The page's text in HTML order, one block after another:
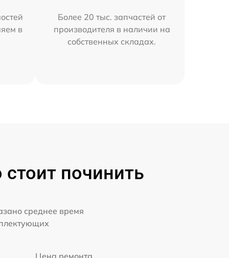
в
Более 20 тыс. запчастей от
производителя в наличии на
собственных складах.
починить
среднее время
Цена ремонта